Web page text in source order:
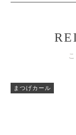
まつげカール